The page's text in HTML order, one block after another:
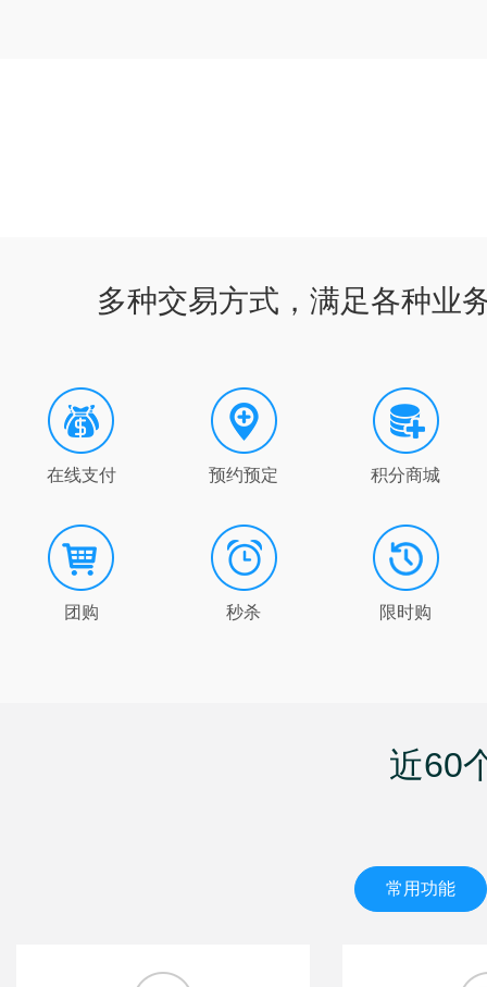
多种交易方式，满足各种业
在线支付 预约预定 积分商城
团购 秒杀 限时购
近60
常用功能